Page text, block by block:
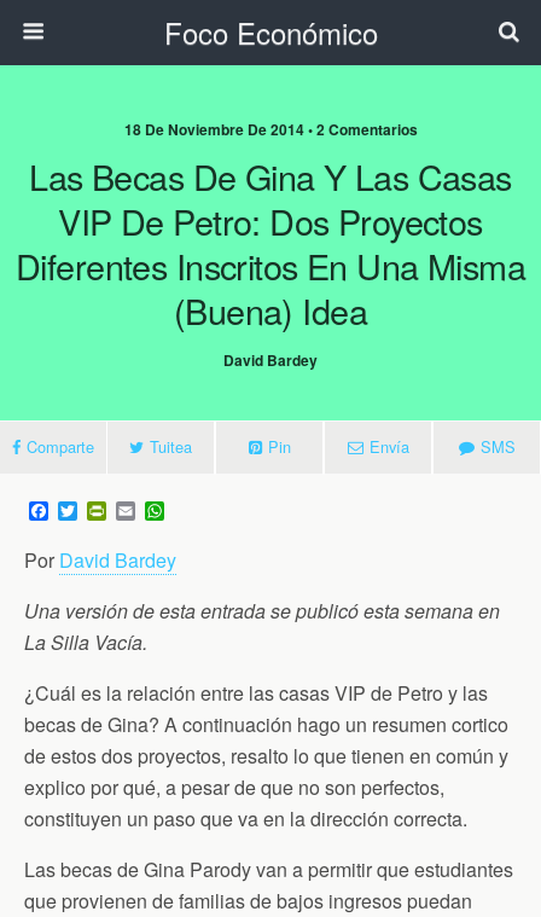
Foco Económico
18 De Noviembre De 2014 • 2 Comentarios
Las Becas De Gina Y Las Casas
VIP De Petro: Dos Proyectos
Diferentes Inscritos En Una Misma
(buena) Idea
David Bardey
Comparte Tuitea Pin Envía SMS
F
a
c
e
o
o
k
T
w
t
e
r
P
i
n
F
r
i
n
d
l
y
E
m
a
i t
A
p
Por David Bardey
Una versión de esta entrada se publicó esta semana en
La Silla Vacía.
¿Cuál es la relación entre las casas VIP de Petro y las
becas de Gina? A continuación hago un resumen cortico
de estos dos proyectos, resalto lo que tienen en común y
explico por qué, a pesar de que no son perfectos,
constituyen un paso que va en la dirección correcta.
Las becas de Gina Parody van a permitir que estudiantes
que provienen de familias de bajos ingresos puedan